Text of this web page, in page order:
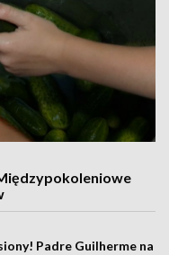
Padre Guilherme na